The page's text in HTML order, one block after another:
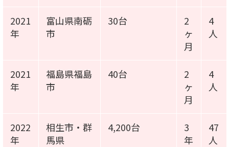
2021
年
富山県南砺
市
30台
2
ヶ
月
4
人
2021
年
福島県福島
市
40台
2
ヶ
月
4
人
2022
年
相生市・群
馬県
4,200台
3
年
47
人